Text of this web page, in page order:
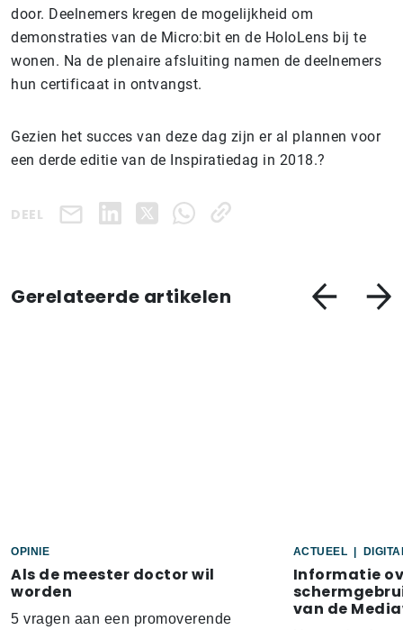
door. Deelnemers kregen de mogelijkheid om
demonstraties van de Micro:bit en de HoloLens bij te
wonen. Na de plenaire afsluiting namen de deelnemers
hun certificaat in ontvangst.
Gezien het succes van deze dag zijn er al plannen voor
een derde editie van de Inspiratiedag in 2018.?
DEEL
Gerelateerde artikelen
OPINIE
Als de meester doctor wil
worden
5 vragen aan een promoverende
ACTUEEL
Informatie
van de